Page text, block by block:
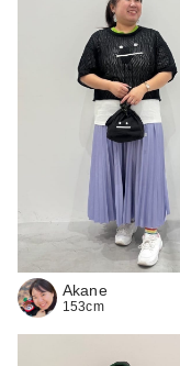
Akane
153cm